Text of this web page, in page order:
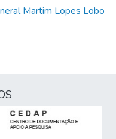
Martim Lopes Lobo